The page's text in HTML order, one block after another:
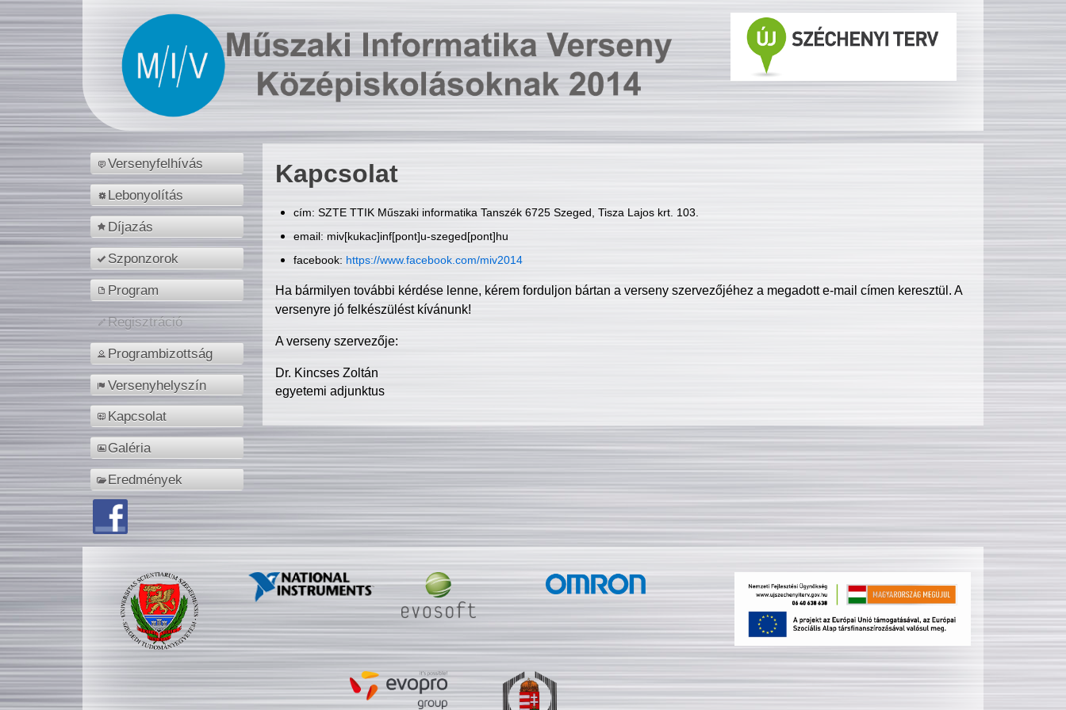
Versenyfelhívás
Lebonyolítás
Díjazás
Szponzorok
Program
Regisztráció
Programbizottság
Versenyhelyszín
Kapcsolat
Galéria
Eredmények
Kapcsolat
cím: SZTE TTIK Műszaki informatika Tanszék 6725 Szeged, Tisza Lajos krt. 103.
email: miv[kukac]inf[pont]u-szeged[pont]hu
facebook: https://www.facebook.com/miv2014
Ha bármilyen további kérdése lenne, kérem forduljon bártan a verseny szervezőjéhez a megadott e-mail címen keresztül. A
versenyre jó felkészülést kívánunk!
A verseny szervezője:
Dr. Kincses Zoltán
egyetemi adjunktus